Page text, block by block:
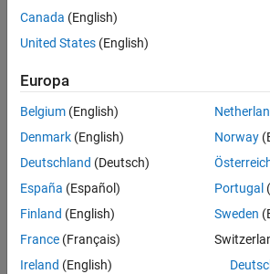
Canada (English)
United States (English)
Europa
Belgium (English)
Denmark (English)
Deutschland (Deutsch)
España (Español)
Finland (English)
France (Français)
Ireland (English)
Norway
Portugal
Sweden
Trust Center
Datendiebstahl verhindern
Status von
© 1994-2026 The MathWorks, Inc.